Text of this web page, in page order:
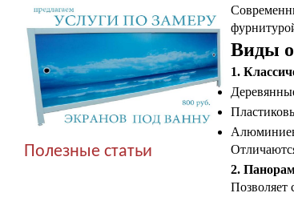
Полезные статьи
Виды
1.
2.
Позволяет